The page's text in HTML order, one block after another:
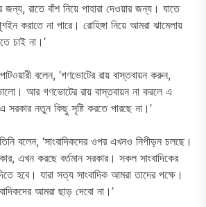
জন্য, রাতে বাঁশ নিয়ে পাহারা দেওয়ার জন্য। যাতে
করাতে না পারে। রোহিঙ্গা নিয়ে আমরা ঝামেলায়
চাই না।’
বলেন, ‘গণভোটের রায় বাস্তবায়ন করুন,
আর গণভোটের রায় বাস্তবায়ন না করলে এ
সরকার নতুন কিছু সৃষ্টি করতে পারছে না।’
তিনি বলেন, ‘সাংবাদিকদের ওপর এখনও নিপীড়ন চলছে।
এখন করছে বর্তমান সরকার। সকল সাংবাদিকের
হবে। যারা সত্য সাংবাদিক আমরা তাদের পক্ষে।
আমরা ছাড় দেবো না।’